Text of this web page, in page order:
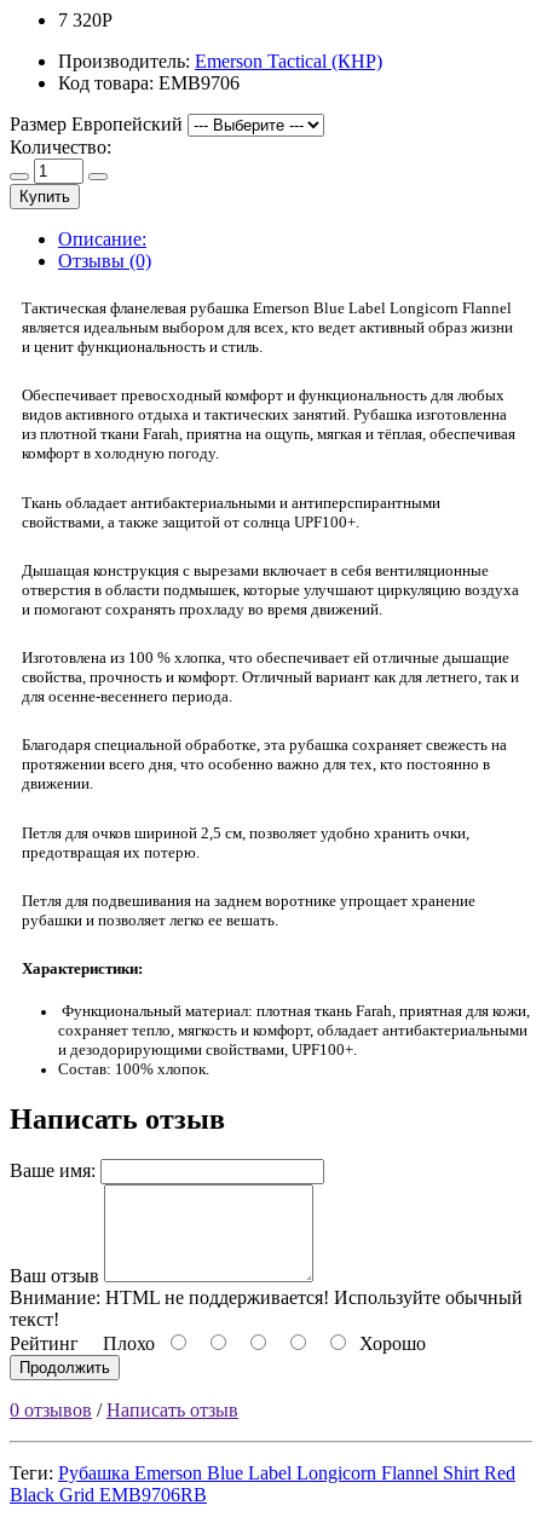
7 320Р
Производитель: Emerson Tactical (КНР)
Код товара: EMB9706
Размер Европейский
Количество:
Купить
Описание:
Отзывы (0)
Тактическая фланелевая рубашка Emerson Blue Label Longicorn Flannel
является идеальным выбором для всех, кто ведет активный образ жизни
и ценит функциональность и стиль.
Обеспечивает превосходный комфорт и функциональность для любых
видов активного отдыха и тактических занятий. Рубашка изготовленна
из плотной ткани Farah, приятна на ощупь, мягкая и тёплая, обеспечивая
комфорт в холодную погоду.
Ткань обладает антибактериальными и антиперспирантными
свойствами, а также защитой от солнца UPF100+.
Дышащая конструкция с вырезами включает в себя вентиляционные
отверстия в области подмышек, которые улучшают циркуляцию воздуха
и помогают сохранять прохладу во время движений.
Изготовлена из 100 % хлопка, что обеспечивает ей отличные дышащие
свойства, прочность и комфорт. Отличный вариант как для летнего, так и
для осенне-весеннего периода.
Благодаря специальной обработке, эта рубашка сохраняет свежесть на
протяжении всего дня, что особенно важно для тех, кто постоянно в
движении.
Петля для очков шириной 2,5 см, позволяет удобно хранить очки,
предотвращая их потерю.
Петля для подвешивания на заднем воротнике упрощает хранение
рубашки и позволяет легко ее вешать.
Характеристики:
Функциональный материал: плотная ткань Farah, приятная для кожи,
сохраняет тепло, мягкость и комфорт, обладает антибактериальными
и дезодорирующими свойствами, UPF100+.
Состав: 100% хлопок.
Написать отзыв
Ваше имя:
Ваш отзыв
Внимание: HTML не поддерживается! Используйте обычный
текст!
Рейтинг Плохо Хорошо
Продолжить
0 отзывов /Написать отзыв
Теги: Рубашка Emerson Blue Label Longicorn Flannel Shirt Red
Black Grid EMB9706RB